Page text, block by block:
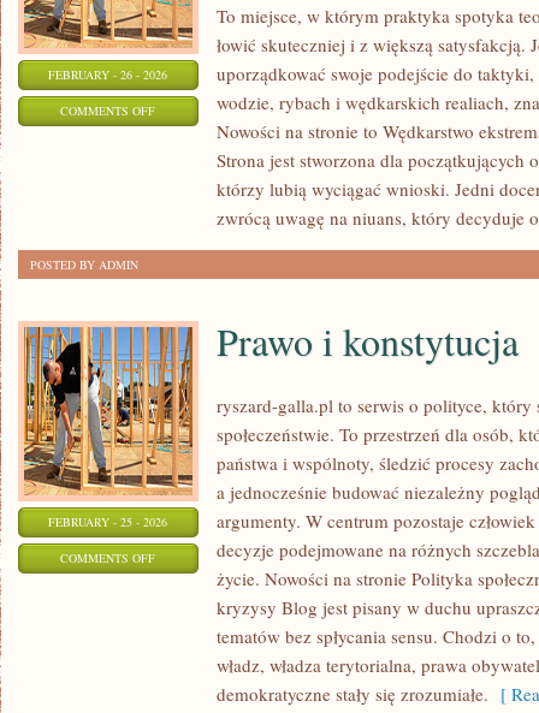
FEBRUARY - 26 - 2026
COMMENTS OFFON
WĘDKARZA
To miejsce, w którym praktyka spotyka
łowić skuteczniej i z większą satysfakcją.
uporządkować swoje podejście do
wodzie, rybach i wędkarskich realiach,
Nowości na stronie to Wędkarstwo
Strona jest stworzona dla początkujących
którzy lubią wyciągać wnioski. Jedni
zwrócą uwagę na niuans, który decyduje
POSTED BY ADMIN
FEBRUARY - 25 - 2026
COMMENTS OFFON
KONSTYTUCJA
Prawo i konstytucja
ryszard-galla.pl to serwis o polityce, który
społeczeństwie. To przestrzeń dla osób,
państwa i wspólnoty, śledzić procesy
a jednocześnie budować niezależny
argumenty. W centrum pozostaje
decyzje podejmowane na różnych
życie. Nowości na stronie Polityka
kryzysy Blog jest pisany w duchu
tematów bez spłycania sensu. Chodzi o
władz, władza terytorialna, prawa
demokratyczne stały się zrozumiałe. [